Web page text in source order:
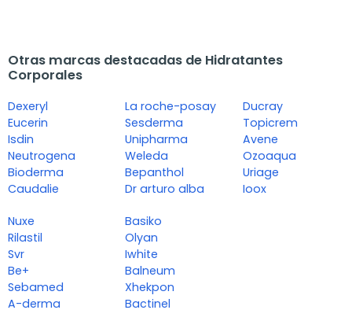
Otras marcas destacadas de Hidratantes
Corporales
Dexeryl
Eucerin
Isdin
Neutrogena
Bioderma
Caudalie
La roche-posay
Sesderma
Unipharma
Weleda
Bepanthol
Dr arturo alba
Ducray
Topicrem
Avene
Ozoaqua
Uriage
Ioox
Nuxe
Rilastil
Svr
Be+
Sebamed
A-derma
Basiko
Olyan
Iwhite
Balneum
Xhekpon
Bactinel